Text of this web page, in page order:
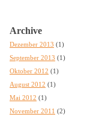
Archive
Dezember 2013 (1)
September 2013 (1)
Oktober 2012 (1)
August 2012 (1)
Mai 2012 (1)
November 2011 (2)